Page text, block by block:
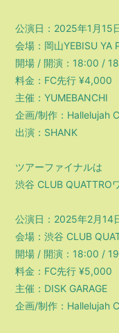
公演日：2025年1月15
会場：岡山YEBISU YA
開場 / 開演：18:00 /
料金：FC先行 ¥4,000
主催：YUMEBANCHI
企画/制作：Hallelujah
出演：SHANK
ツアーファイナルは
渋谷 CLUB QUATTRO
公演日：2025年2月14
会場：渋谷 CLUB
開場 / 開演：18:00 /
料金：FC先行 ¥5,000
主催：DISK GARAGE
企画/制作：Hallelujah